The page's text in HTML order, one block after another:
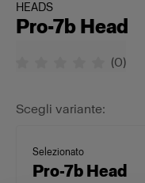
HEADS
Pro-7b Head
(0)
Scegli variante:
Selezionato
Pro-7b Head